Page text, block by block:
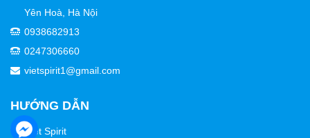
Yên Hoà, Hà Nội
0938682913
0247306660
vietspirit1@gmail.com
HƯỚNG DẪN
Về Viet Spirit